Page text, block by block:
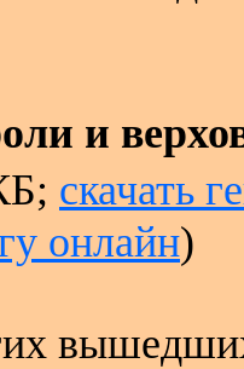
и
скачать
онлайн)